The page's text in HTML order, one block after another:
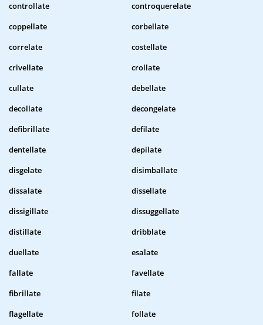
controllate
controquerelate
coppellate
corbellate
correlate
costellate
crivellate
crollate
cullate
debellate
decollate
decongelate
defibrillate
defilate
dentellate
depilate
disgelate
disimballate
dissalate
dissellate
dissigillate
dissuggellate
distillate
dribblate
duellate
esalate
fallate
favellate
fibrillate
filate
flagellate
follate